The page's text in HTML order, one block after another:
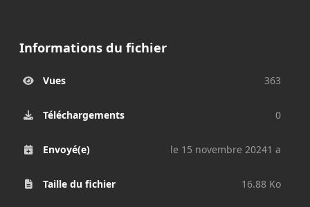
Informations du fichier
Vues 363
Téléchargements 0
Envoyé(e) le 15 novembre 20241 a
Taille du fichier 16.88 Ko